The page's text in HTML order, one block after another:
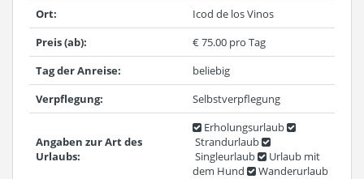
Ort:
Icod de los Vinos
Preis (ab):
€ 75.00 pro Tag
Tag der Anreise:
beliebig
Verpflegung:
Selbstverpflegung
Angaben zur Art des
Urlaubs:
Erholungsurlaub
Strandurlaub
Singleurlaub
Urlaub mit
dem Hund
Wanderurlaub